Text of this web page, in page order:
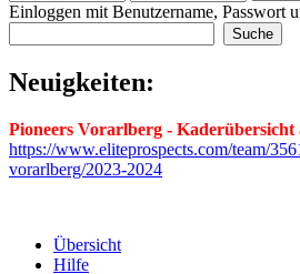
Einloggen mit Benutzername, Passwort
Neuigkeiten:
Pioneers Vorarlberg - Kaderübersicht
https://www.eliteprospects.com/team/
vorarlberg/2023-2024
Übersicht
Hilfe